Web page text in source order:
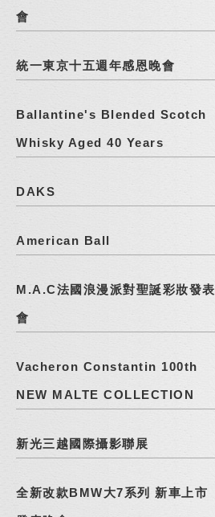
會
統一東京十五週年感恩晚會
Ballantine's Blended Scotch
Whisky Aged 40 Years
DAKS
American Ball
M.A.C法國浪漫派對聖誕彩妝發表
會
Vacheron Constantin 100th
NEW MALTE COLLECTION
新光三越國際攝影聯展
全新改款BMW大7系列 新車上市